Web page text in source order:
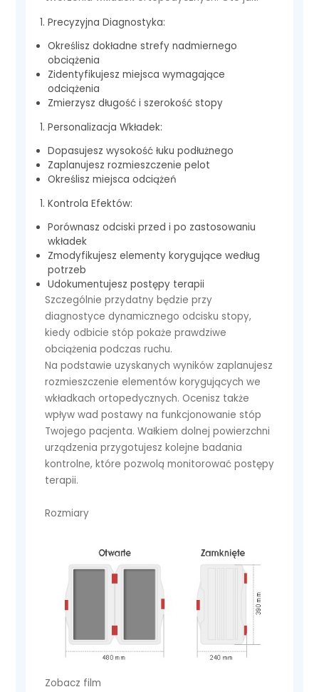
Precyzyjna Diagnostyka:
Określisz dokładne strefy nadmiernego
obciążenia
Zidentyfikujesz miejsca wymagające
odciążenia
Zmierzysz długość i szerokość stopy
Personalizacja Wkładek:
Dopasujesz wysokość łuku podłużnego
Zaplanujesz rozmieszczenie pelot
Określisz miejsca odciążeń
Kontrola Efektów:
Porównasz odciski przed i po zastosowaniu
wkładek
Zmodyfikujesz elementy korygujące według
potrzeb
Udokumentujesz postępy terapii
Szczególnie przydatny będzie przy
diagnostyce dynamicznego odcisku stopy,
kiedy odbicie stóp pokaże prawdziwe
obciążenia podczas ruchu.
Na podstawie uzyskanych wyników zaplanujesz
rozmieszczenie elementów korygujących we
wkładkach ortopedycznych. Ocenisz także
wpływ wad postawy na funkcjonowanie stóp
Twojego pacjenta. Wałkiem dolnej powierzchni
urządzenia przygotujesz kolejne badania
kontrolne, które pozwolą monitorować postępy
terapii.
Rozmiary
Zobacz film